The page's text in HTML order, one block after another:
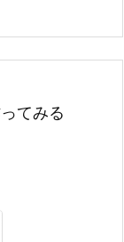
てみる